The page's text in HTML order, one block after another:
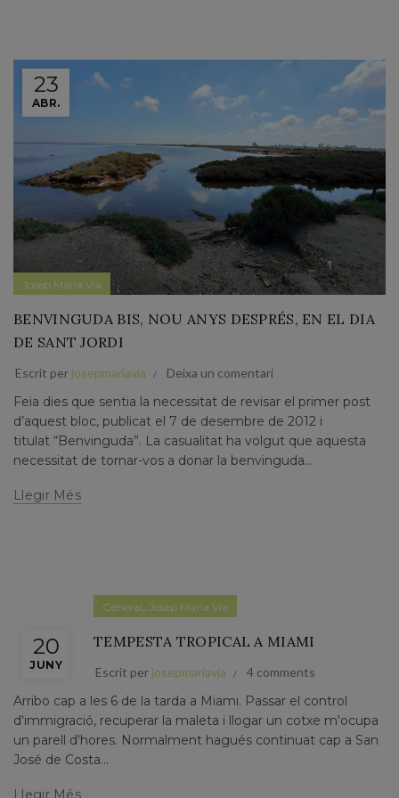
23
ABR.
Josep Maria Via
BENVINGUDA BIS, NOU ANYS DESPRÉS, EN EL DIA
DE SANT JORDI
Escrit per josepmariavia Deixa un comentari
Feia dies que sentia la necessitat de revisar el primer post
d’aquest bloc, publicat el 7 de desembre de 2012 i
titulat “Benvinguda”. La casualitat ha volgut que aquesta
necessitat de tornar-vos a donar la benvinguda...
Llegir Més
20
JUNY
General, Josep Maria Via
TEMPESTA TROPICAL A MIAMI
Escrit per josepmariavia 4 comments
Arribo cap a les 6 de la tarda a Miami. Passar el control
d'immigració, recuperar la maleta i llogar un cotxe m'ocupa
un parell d'hores. Normalment hagués continuat cap a San
José de Costa...
Llegir Més